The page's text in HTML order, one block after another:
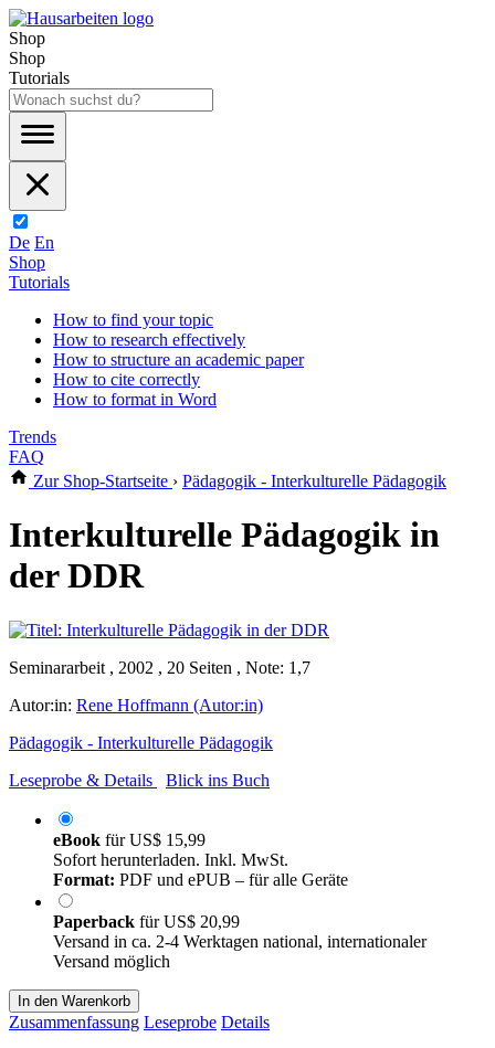
Shop
Shop
Tutorials
De En
Shop
Tutorials
How to find your topic
How to research effectively
How to structure an academic paper
How to cite correctly
How to format in Word
Trends
FAQ
Zur Shop-Startseite › Pädagogik - Interkulturelle Pädagogik
Interkulturelle Pädagogik in
der DDR
Seminararbeit , 2002 , 20 Seiten , Note: 1,7
Autor:in: Rene Hoffmann (Autor:in)
Pädagogik - Interkulturelle Pädagogik
Leseprobe & Details
Blick ins Buch
eBook fürUS$ 15,99
Sofort herunterladen. Inkl. MwSt.
Format: PDF und ePUB – für alle Geräte
Paperback fürUS$ 20,99
Versand in ca. 2-4 Werktagen national, internationaler
Versand möglich
In den Warenkorb
Zusammenfassung Leseprobe Details